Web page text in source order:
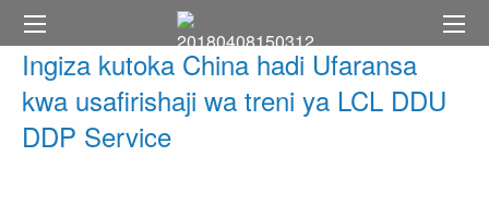
Ingiza kutoka China hadi Ufaransa
kwa usafirishaji wa treni ya LCL DDU
DDP Service